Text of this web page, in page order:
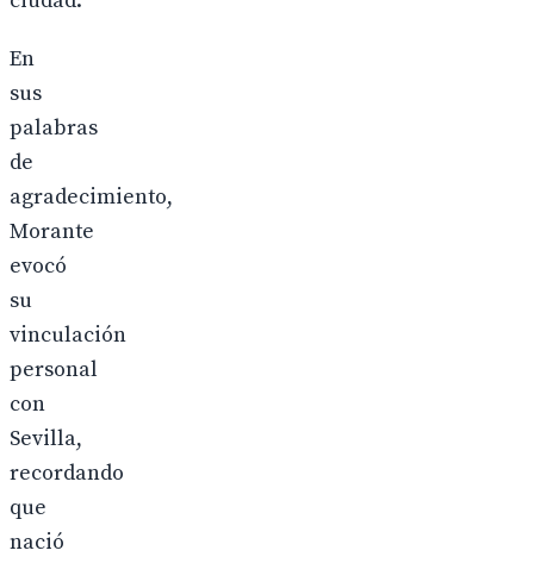
En
sus
palabras
de
agradecimiento,
Morante
evocó
su
vinculación
personal
con
Sevilla,
recordando
que
nació